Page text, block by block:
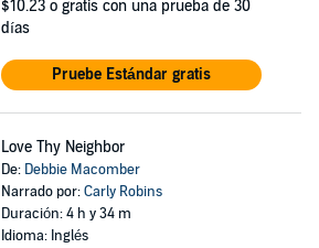
$10.23 o gratis con una prueba de 30
días
Pruebe Estándar gratis
Love Thy Neighbor
De: Debbie Macomber
Narrado por:Carly Robins
Duración: 4 h y 34 m
Idioma: Inglés